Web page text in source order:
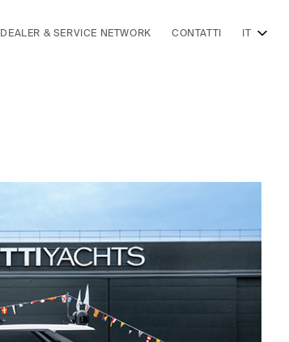
DEALER & SERVICE NETWORK CONTATTI IT